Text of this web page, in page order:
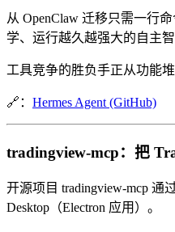
从 OpenClaw 迁移只需一行
学、运行越久越强大的自主
工具竞争的胜负手正从功能
🔗： Hermes Agent (GitHub)
tradingview-mcp：把
开源项目 tradingview-mcp 通
Desktop（Electron 应用）。